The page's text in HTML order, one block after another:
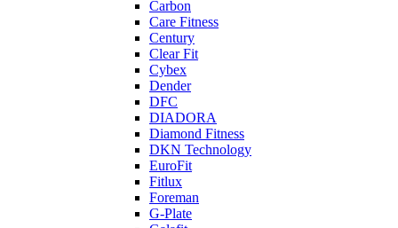
Carbon
Care Fitness
Century
Clear Fit
Cybex
Dender
DFC
DIADORA
Diamond Fitness
DKN Technology
EuroFit
Fitlux
Foreman
G-Plate